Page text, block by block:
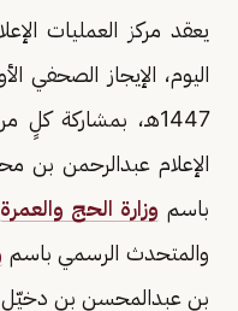
يعقد مركز العمليات
اليوم، الإيجاز
1447هـ، بمشاركة
الإعلام عبدالرحمن
باسم وزارة الحج والعمرة
والمتحدث الرسمي باسم
بن عبدالمحسن بن